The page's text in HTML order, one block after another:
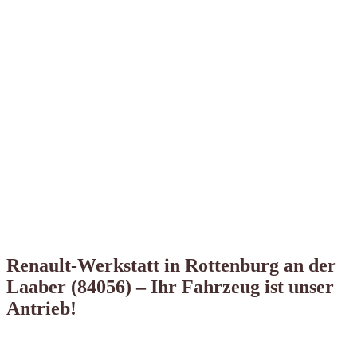
Renault-Werkstatt in Rottenburg an der
Laaber (84056) – Ihr Fahrzeug ist unser
Antrieb!